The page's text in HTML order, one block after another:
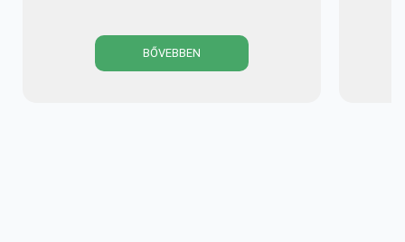
BŐVEBBEN